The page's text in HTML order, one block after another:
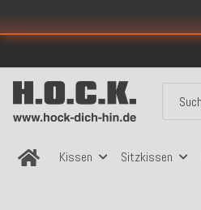
Kissen
Sitzkissen